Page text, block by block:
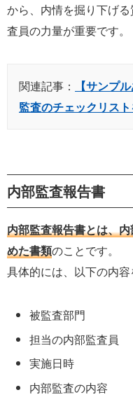
から、内情を掘り下げ
査員の力量が重要です。
関連記事：
【サンプ
監査のチェックリス
内部監査報告書
内部監査報告書とは、
めた書類のことです。
具体的には、以下の内容
被監査部門
担当の内部監査員
実施日時
内部監査の内容